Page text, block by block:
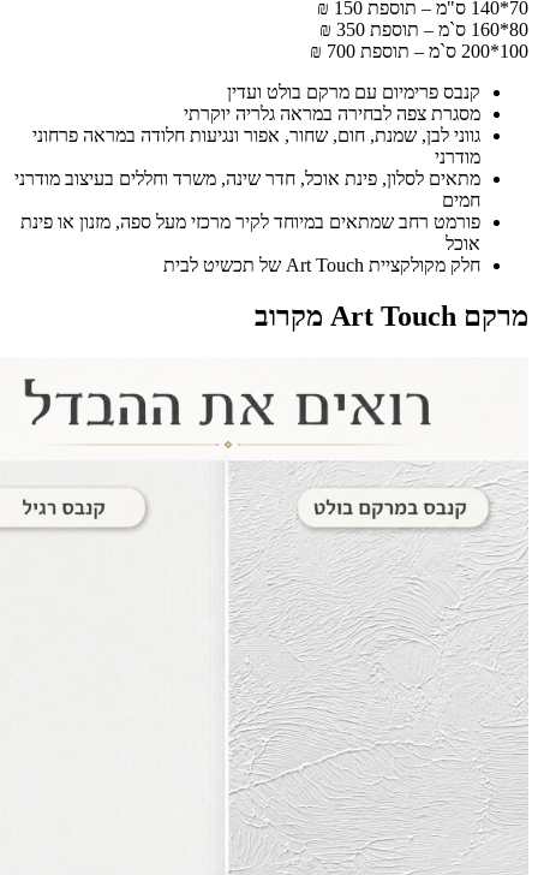
70*140 ס"מ – תוספת 150 ₪
80*160 ס`מ – תוספת 350 ₪
100*200 ס`מ – תוספת 700 ₪
קנבס פרימיום עם מרקם בולט ועדין
מסגרת צפה לבחירה במראה גלריה יוקרתי
גווני לבן, שמנת, חום, שחור, אפור ונגיעות חלודה במראה פרחוני
מודרני
מתאים לסלון, פינת אוכל, חדר שינה, משרד וחללים בעיצוב מודרני
חמים
פורמט רחב שמתאים במיוחד לקיר מרכזי מעל ספה, מזנון או פינת
אוכל
חלק מקולקציית Art Touch של תכשיט לבית
מרקם Art Touch מקרוב